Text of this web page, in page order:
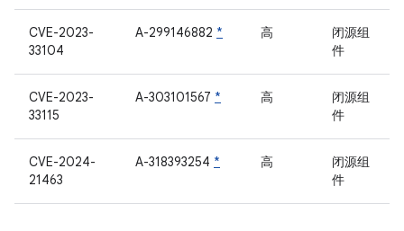
CVE-2023-
33104
A-299146882 * 高
闭源组
件
CVE-2023-
33115
A-303101567 * 高
闭源组
件
CVE-2024-
21463
A-318393254 * 高
闭源组
件